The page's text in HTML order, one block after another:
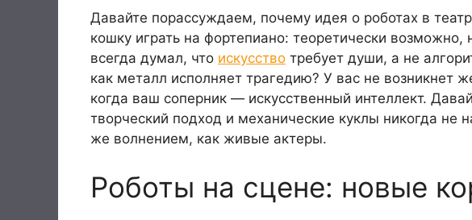
Давайте порассуждаем, почему идея о роботах в
кошку играть на фортепиано: теоретически
всегда думал, что искусство требует души, а не
как металл исполняет трагедию? У вас не возникнет
когда ваш соперник — искусственный интеллект.
творческий подход и механические куклы никогда не
же волнением, как живые актеры.
Роботы на сцене: новые